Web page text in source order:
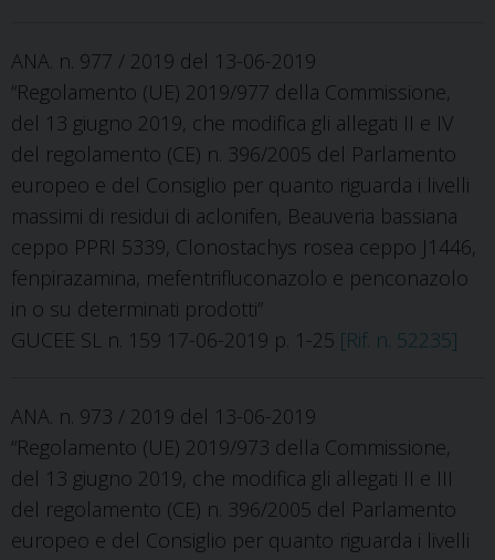
ANA. n. 977 / 2019 del 13-06-2019
“Regolamento (UE) 2019/977 della Commissione,
del 13 giugno 2019, che modifica gli allegati II e IV
del regolamento (CE) n. 396/2005 del Parlamento
europeo e del Consiglio per quanto riguarda i livelli
massimi di residui di aclonifen, Beauveria bassiana
ceppo PPRI 5339, Clonostachys rosea ceppo J1446,
fenpirazamina, mefentrifluconazolo e penconazolo
in o su determinati prodotti”
GUCEE SL n. 159 17-06-2019 p. 1-25 [Rif. n. 52235]
ANA. n. 973 / 2019 del 13-06-2019
“Regolamento (UE) 2019/973 della Commissione,
del 13 giugno 2019, che modifica gli allegati II e III
del regolamento (CE) n. 396/2005 del Parlamento
europeo e del Consiglio per quanto riguarda i livelli